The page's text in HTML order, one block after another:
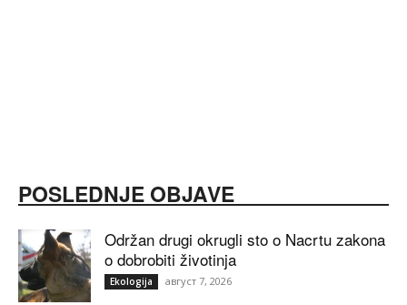
POSLEDNJE OBJAVE
Održan drugi okrugli sto o Nacrtu zakona
o dobrobiti životinja
Ekologija август 7, 2026